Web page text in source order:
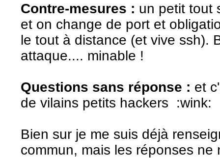
Contre-mesures : un petit tout
et on change de port et
le tout à distance (et vive ssh).
attaque.... minable !
Questions sans réponse : et
de vilains petits hackers :wink:
Bien sur je me suis déjà
commun, mais les réponses